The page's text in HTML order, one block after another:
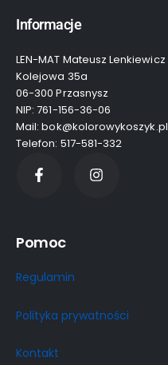
Informacje
LEN-MAT Mateusz Lenkiewicz
Kolejowa 35a
06-300 Przasnysz
NIP: 761-156-36-06
Mail: bok@kolorowykoszyk.pl
Telefon: 517-581-332
Pomoc
Regulamin
Polityka prywatności
Kontakt